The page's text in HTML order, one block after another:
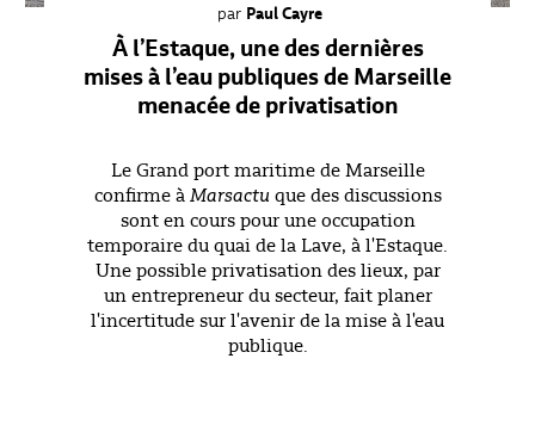
Économie
Social
Transports
Urbanisme
Société
Éducation
Culture
DOSSIERS
RÉDACTION
Violette
Artaud
Bonnefoy
Castelly
L'AGORA
par Paul Cayre
À l’Estaque, une des dernières
mises à l’eau publiques de Marseille
menacée de privatisation
Le Grand port maritime de Marseille
confirme à Marsactu que des discussions
sont en cours pour une occupation
temporaire du quai de la Lave, à l'Estaque.
Une possible privatisation des lieux, par
un entrepreneur du secteur, fait planer
l'incertitude sur l'avenir de la mise à l'eau
publique.